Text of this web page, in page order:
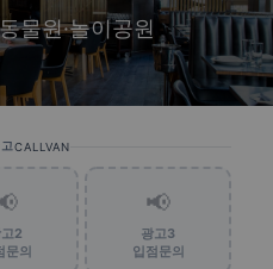
물원·놀이공원
CALLVAN
2
문의
📢
광고3
입점문의